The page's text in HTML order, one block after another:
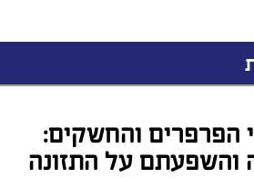
הפרפרים והחשקים:
והשפעתם על התזונה